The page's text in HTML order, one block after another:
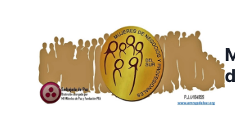
contenido